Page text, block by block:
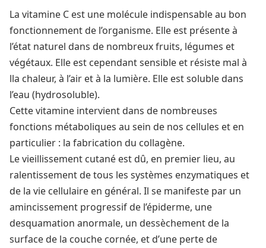
La vitamine C est une molécule indispensable au bon
fonctionnement de l’organisme. Elle est présente à
l’état naturel dans de nombreux fruits, légumes et
végétaux. Elle est cependant sensible et résiste mal à
lla chaleur, à l’air et à la lumière. Elle est soluble dans
l’eau (hydrosoluble).
Cette vitamine intervient dans de nombreuses
fonctions métaboliques au sein de nos cellules et en
particulier : la fabrication du collagène.
Le vieillissement cutané est dû, en premier lieu, au
ralentissement de tous les systèmes enzymatiques et
de la vie cellulaire en général. Il se manifeste par un
amincissement progressif de l’épiderme, une
desquamation anormale, un dessèchement de la
surface de la couche cornée, et d’une perte de